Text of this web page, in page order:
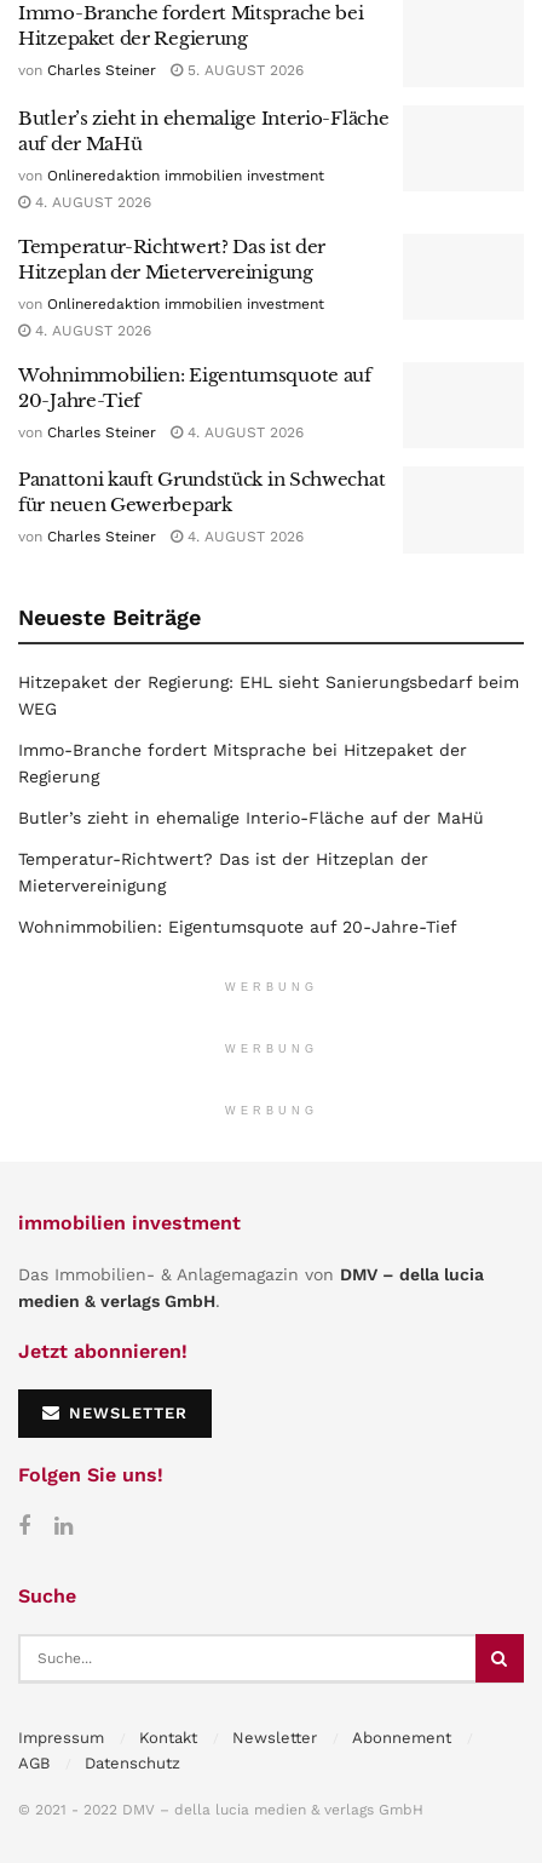
Immo-Branche fordert Mitsprache bei
Hitzepaket der Regierung
von Charles Steiner 5. AUGUST 2026
Butler’s zieht in ehemalige Interio-Fläche
auf der MaHü
von Onlineredaktion immobilien investment
4. AUGUST 2026
Temperatur-Richtwert? Das ist der
Hitzeplan der Mietervereinigung
von Onlineredaktion immobilien investment
4. AUGUST 2026
Wohnimmobilien: Eigentumsquote auf
20-Jahre-Tief
von Charles Steiner 4. AUGUST 2026
Panattoni kauft Grundstück in Schwechat
für neuen Gewerbepark
von Charles Steiner 4. AUGUST 2026
Neueste Beiträge
Hitzepaket der Regierung: EHL sieht Sanierungsbedarf beim
WEG
Immo-Branche fordert Mitsprache bei Hitzepaket der
Regierung
Butler’s zieht in ehemalige Interio-Fläche auf der MaHü
Temperatur-Richtwert? Das ist der Hitzeplan der
Mietervereinigung
Wohnimmobilien: Eigentumsquote auf 20-Jahre-Tief
WERBUNG
WERBUNG
WERBUNG
immobilien investment
Das Immobilien- & Anlagemagazin von DMV – della lucia
medien & verlags GmbH.
Jetzt abonnieren!
NEWSLETTER
Folgen Sie uns!
Suche
Impressum Kontakt Newsletter
Abonnement
AGB
Datenschutz
© 2021 - 2022 DMV – della lucia medien & verlags GmbH